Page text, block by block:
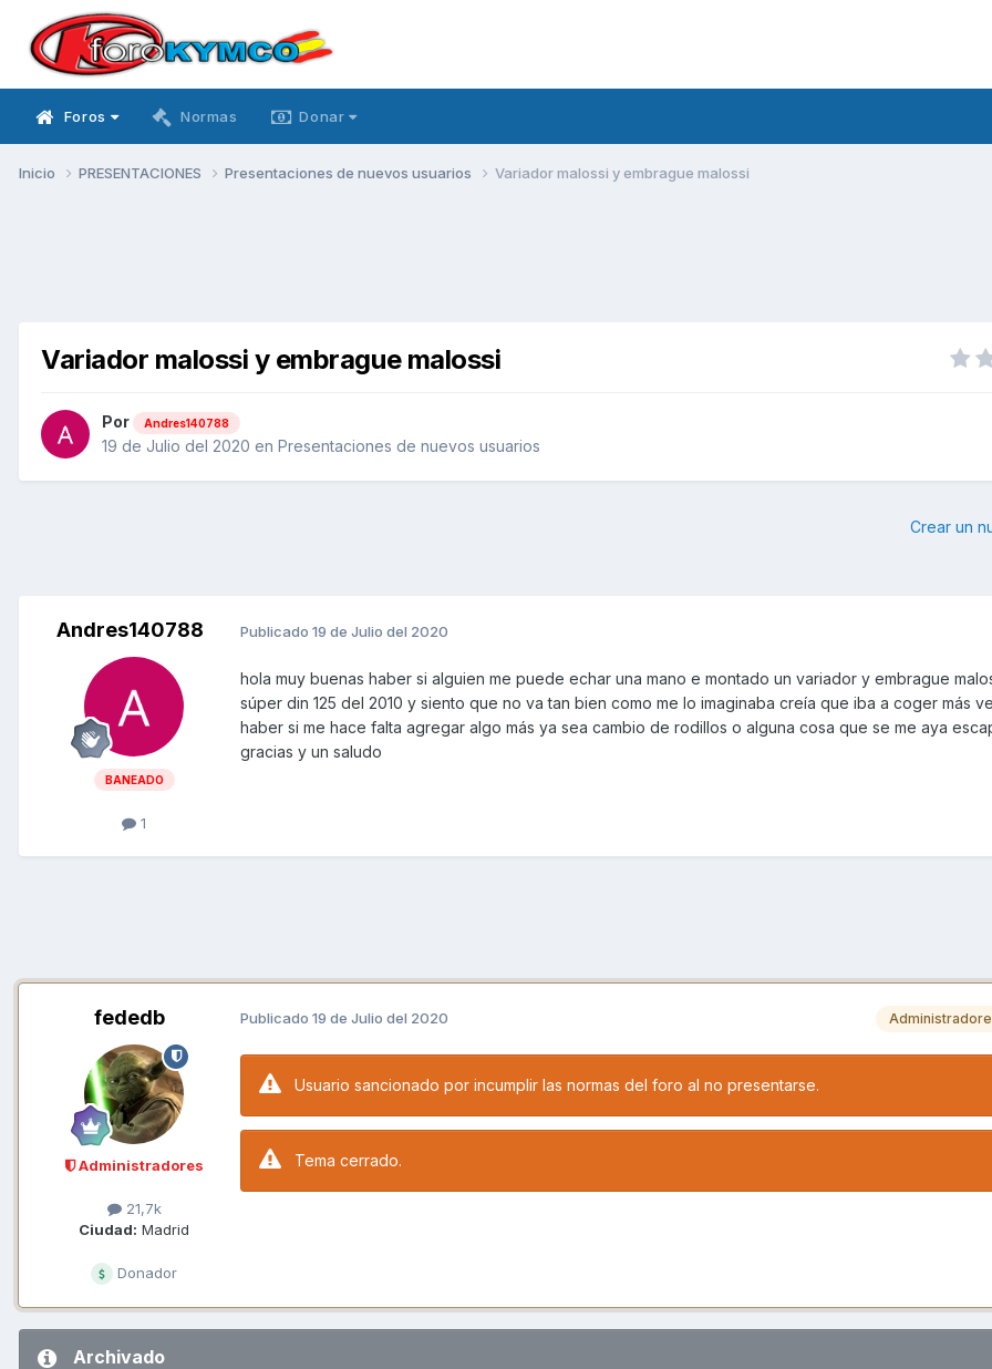
Foros Normas Donar
Inicio PRESENTACIONES Presentaciones de nuevos usuarios Variador malossi y embrague malossi
Variador malossi y embrague malossi
Por Andres140788
19 de Julio del 2020 en Presentaciones de nuevos usuarios
Crear un
Andres140788
BANEADO
1
Publicado 19 de Julio del 2020
hola muy buenas haber si alguien me puede echar una mano e montado un variador y embrague
súper din 125 del 2010 y siento que no va tan bien como me lo imaginaba creía que iba a coger más
haber si me hace falta agregar algo más ya sea cambio de rodillos o alguna cosa que se me aya
gracias y un saludo
fededb
Administradores
21,7k
Ciudad: Madrid
Donador
Publicado 19 de Julio del 2020
Usuario sancionado por incumplir las normas del foro al no presentarse.
Tema cerrado.
Archivado